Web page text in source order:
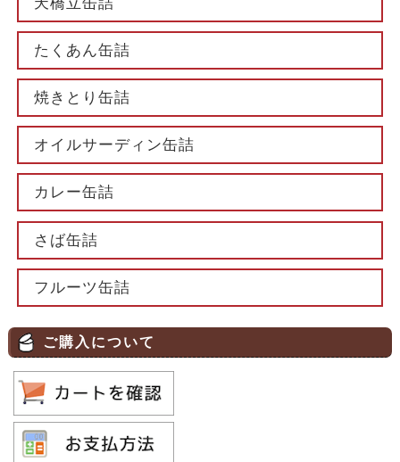
たくあん缶詰
焼きとり缶詰
オイルサーディン缶詰
カレー缶詰
さば缶詰
フルーツ缶詰
ご購入について